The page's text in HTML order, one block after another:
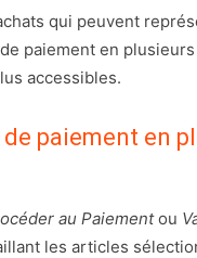
qui peuvent
paiement en
accessibles.
de paiement en
au Paiementou
les articles